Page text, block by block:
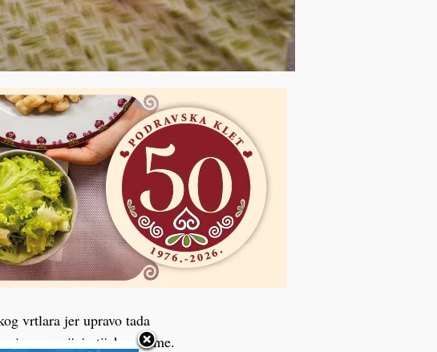
vrtlara jer upravo tada
razvijaju tijekom zime.